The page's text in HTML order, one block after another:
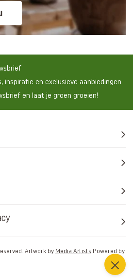
inspiratie en exclusieve aanbiedingen.
en laat je groen groeien!
Artwork by Media Artists Powered by